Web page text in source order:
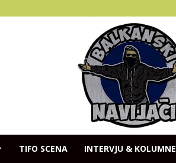
TIFO SCENA INTERVJU & KOLUMNE